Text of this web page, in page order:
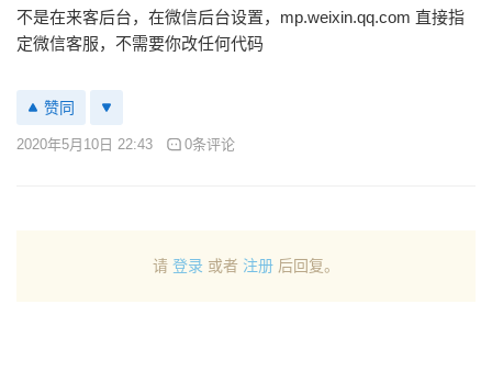
不是在来客后台，在微信后台设置，mp.weixin.qq.com 直接指
定微信客服，不需要你改任何代码
赞同
2020年5月10日 22:43 0条评论
请 登录 或者 注册 后回复。